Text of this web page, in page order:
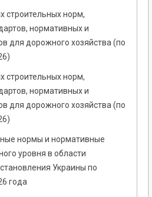
строительных норм,
нормативных и
для дорожного хозяйства (по
строительных норм,
нормативных и
для дорожного хозяйства (по
нормы и нормативные
уровня в области
Украины по
года